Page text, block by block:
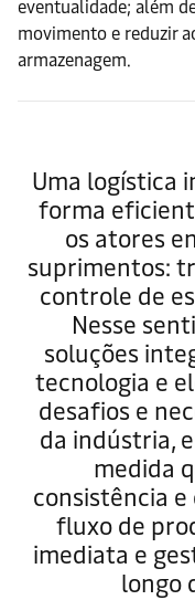
eventualidade; além
movimento e reduzir
armazenagem.
Uma logística
forma
os atores
suprimentos:
controle de
Nesse
soluções
tecnologia e
desafios e
da indústria,
medida
consistência
fluxo de
imediata e
longo